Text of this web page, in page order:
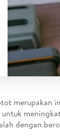
merupakan
dengan